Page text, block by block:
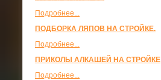
Подробнее...
ПОДБОРКА ЛЯПОВ НА СТРОЙКЕ.
Подробнее...
ПРИКОЛЫ АЛКАШЕЙ НА СТРОЙКЕ
Подробнее...